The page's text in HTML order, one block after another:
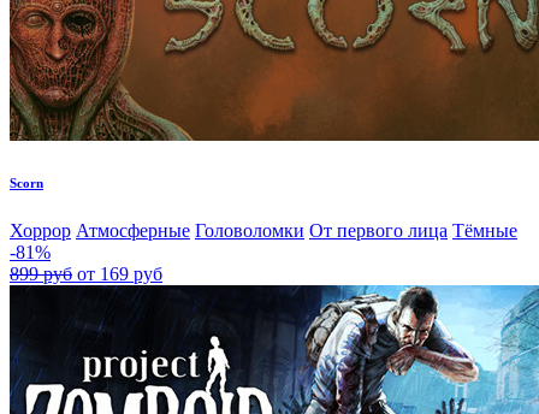
Scorn
Хоррор Атмосферные Головоломки От первого лица Тёмные
-81%
899 руб от 169 руб